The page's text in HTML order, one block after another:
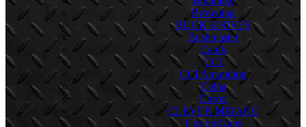
Browning
BUCK KNIVES
Bushmaster
Canik
CCI
CCI Amunition
Celna
Clever
CLEVER MIRAGE
CustomGuns